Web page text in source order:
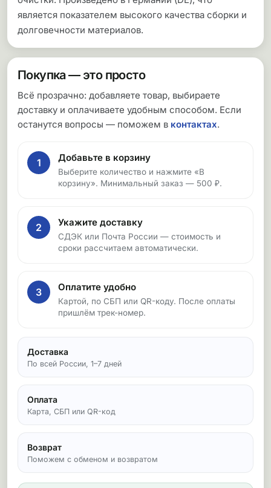
является показателем высокого качества сборки и
долговечности материалов.
Покупка — это просто
Всё прозрачно: добавляете товар, выбираете
доставку и оплачиваете удобным способом. Если
останутся вопросы — поможем в контактах.
1 Добавьте в корзину
Выберите количество и нажмите «В
корзину». Минимальный заказ — 500 ₽.
2 Укажите доставку
СДЭК или Почта России — стоимость и
сроки рассчитаем автоматически.
3 Оплатите удобно
Картой, по СБП или QR-коду. После оплаты
пришлём трек-номер.
Доставка
По всей России, 1–7 дней
Оплата
Карта, СБП или QR-код
Возврат
Поможем с обменом и возвратом